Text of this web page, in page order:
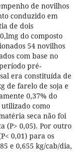
de novilhos
conduzido em
de dois
do composto
54 novilhos
com base no
pré-
era constituída de
de farelo de soja e
0,37% do
como
seca não foi
(P> 0,05). Por outro
0,01) para os
e 0,655 kg/cab/dia,